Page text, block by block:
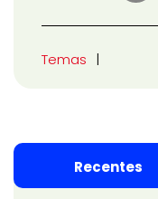
Temas
Recentes